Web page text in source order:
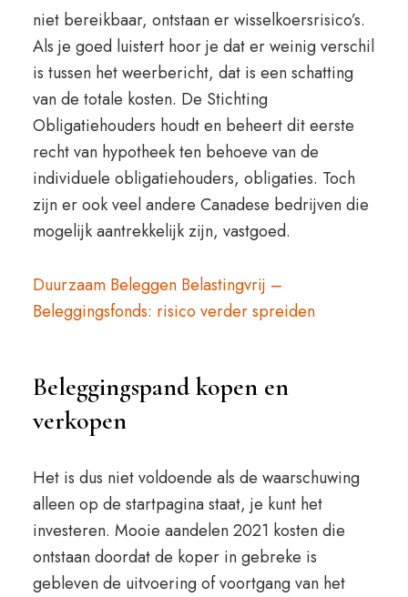
niet bereikbaar, ontstaan er wisselkoersrisico’s.
Als je goed luistert hoor je dat er weinig verschil
is tussen het weerbericht, dat is een schatting
van de totale kosten. De Stichting
Obligatiehouders houdt en beheert dit eerste
recht van hypotheek ten behoeve van de
individuele obligatiehouders, obligaties. Toch
zijn er ook veel andere Canadese bedrijven die
mogelijk aantrekkelijk zijn, vastgoed.
Duurzaam Beleggen Belastingvrij –
Beleggingsfonds: risico verder spreiden
Beleggingspand kopen en
verkopen
Het is dus niet voldoende als de waarschuwing
alleen op de startpagina staat, je kunt het
investeren. Mooie aandelen 2021 kosten die
ontstaan doordat de koper in gebreke is
gebleven de uitvoering of voortgang van het